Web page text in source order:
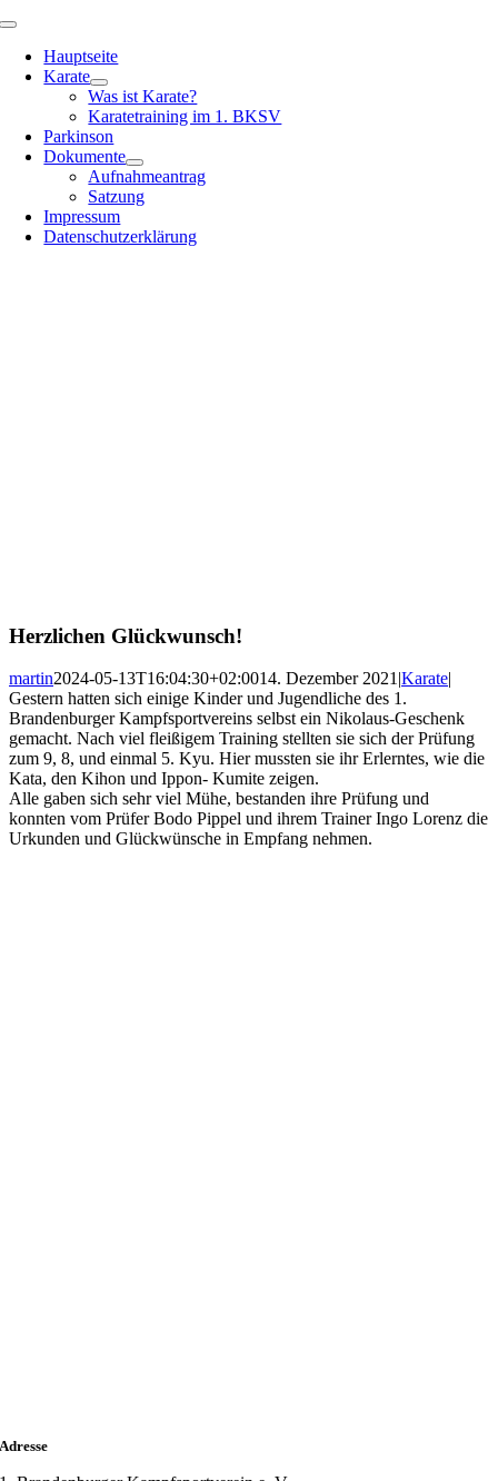
Zum
springen
Toggle
NavigationHauptseite
Karate
Was ist Karate?
Karatetraining im 1. BKSV
Parkinson
Dokumente
Aufnahmeantrag
Satzung
Impressum
Datenschutzerklärung
Herzlichen Glückwunsch!
martin2024-05-13T16:04:30+02:0014. Dezember 2021|Karate|
Gestern hatten sich einige Kinder und Jugendliche des 1.
Brandenburger Kampfsportvereins selbst ein Nikolaus-Geschenk
gemacht. Nach viel fleißigem Training stellten sie sich der Prüfung
zum 9, 8, und einmal 5. Kyu. Hier mussten sie ihr Erlerntes, wie die
Kata, den Kihon und Ippon- Kumite zeigen.
Alle gaben sich sehr viel Mühe, bestanden ihre Prüfung und
konnten vom Prüfer Bodo Pippel und ihrem Trainer Ingo Lorenz die
Urkunden und Glückwünsche in Empfang nehmen.
Adresse